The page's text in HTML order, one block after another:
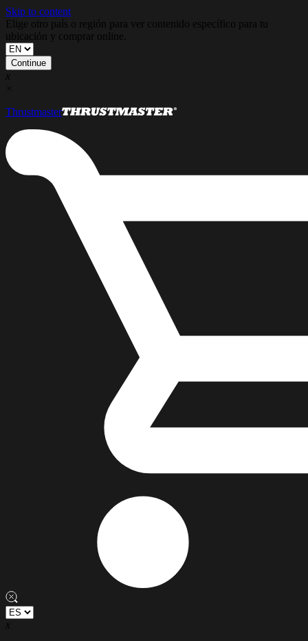
Skip to content
Elige otro país o región para ver contenido específico para tu
ubicación y comprar online.
Continue
x
×
Thrustmaster
x